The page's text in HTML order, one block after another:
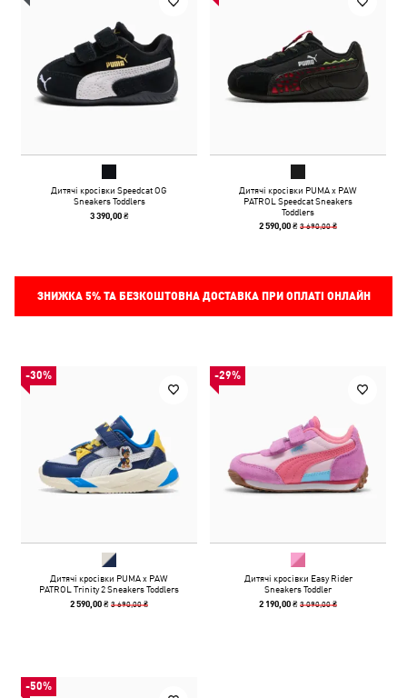
Дитячі кросівки Speedcat OG
Sneakers Toddlers
3 390,00 ₴
Дитячі кросівки PUMA x PAW
PATROL Speedcat Sneakers
Toddlers
2 590,00 ₴3 690,00 ₴
ЗНИЖКА 5%ТА БЕЗКОШТОВНА ДОСТАВКА ПРИ ОПЛАТІ ОНЛАЙН
-30%
Дитячі кросівки PUMA x PAW
PATROL Trinity 2 Sneakers Toddlers
2 590,00 ₴3 690,00 ₴
-29%
Дитячі кросівки Easy Rider
Sneakers Toddler
2 190,00 ₴3 090,00 ₴
-50%